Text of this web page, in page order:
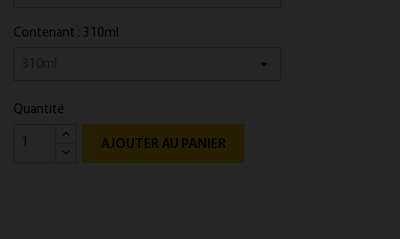
Contenant : 310ml
Quantité
AJOUTER AU PANIER